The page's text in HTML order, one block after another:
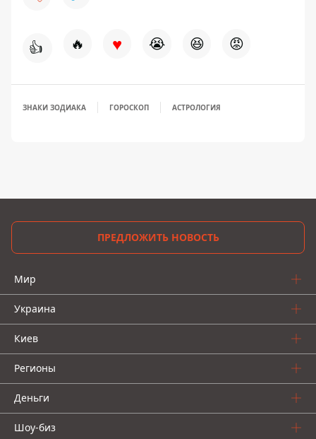
👍 🔥 ♥ 😭 😆 😡
ЗНАКИ ЗОДИАКА ГОРОСКОП АСТРОЛОГИЯ
ПРЕДЛОЖИТЬ НОВОСТЬ
Мир
Украина
Киев
Регионы
Деньги
Шоу-биз